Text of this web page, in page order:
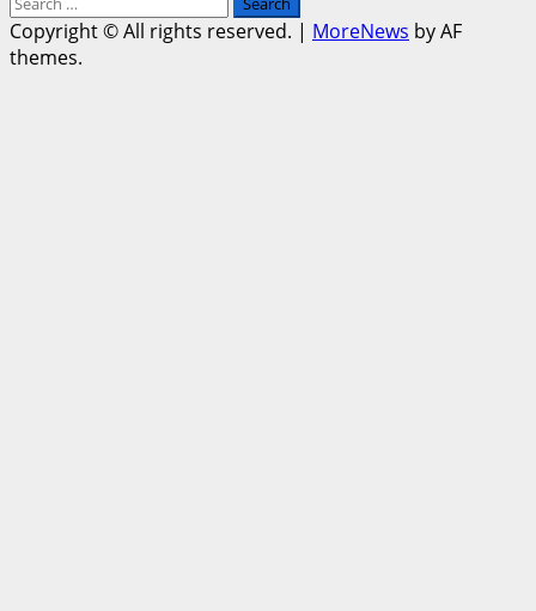
for:
Copyright © All rights reserved. | MoreNews by AF
themes.